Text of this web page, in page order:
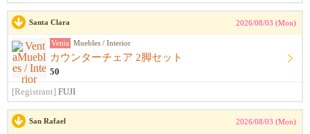
Santa Clara 2026/08/03 (Mon)
Venta Muebles / Interior
カウンターチェア 2脚セット
50
[Registrant] FUJI
San Rafael 2026/08/03 (Mon)